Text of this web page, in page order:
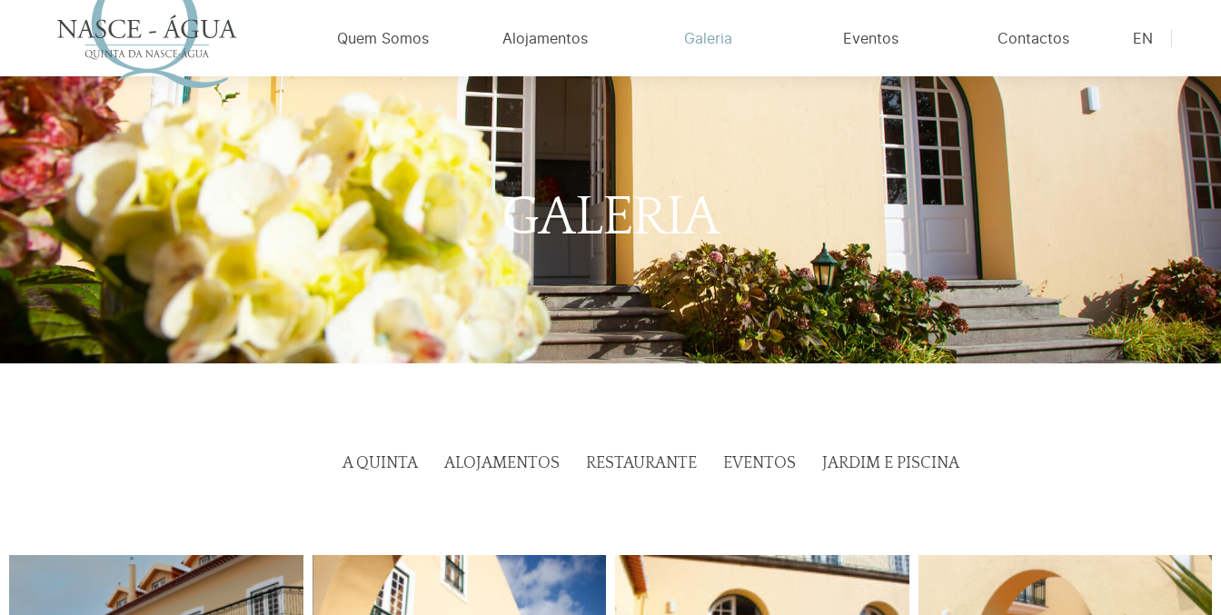
Quem Somos Alojamentos Galeria Eventos Contactos EN
GALERIA
A QUINTA ALOJAMENTOS RESTAURANTE EVENTOS JARDIM E PISCINA